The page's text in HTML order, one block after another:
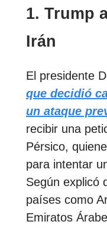
1. Trump
Irán
El presidente
que decidió
un ataque
recibir una
Pérsico,
para intentar
Según explicó
países como
Emiratos